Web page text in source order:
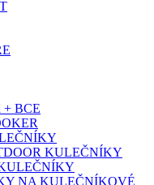
+ BCE
KULEČNÍKY
NA KULEČNÍKOVÉ